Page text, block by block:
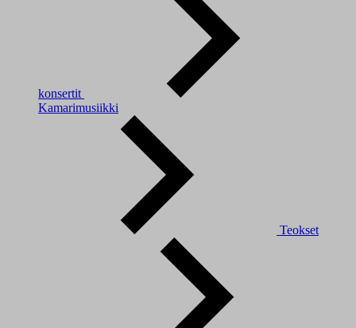
konsertit
Kamarimusiikki
Teokset